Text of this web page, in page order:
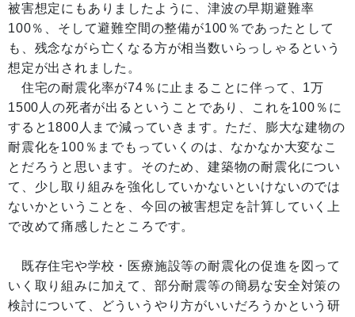
被害想定にもありましたように、津波の早期避難率
100％、そして避難空間の整備が100％であったとして
も、残念ながら亡くなる方が相当数いらっしゃるという
想定が出されました。
住宅の耐震化率が74％に止まることに伴って、1万
1500人の死者が出るということであり、これを100％に
すると1800人まで減っていきます。ただ、膨大な建物の
耐震化を100％までもっていくのは、なかなか大変なこ
とだろうと思います。そのため、建築物の耐震化につい
て、少し取り組みを強化していかないといけないのでは
ないかということを、今回の被害想定を計算していく上
で改めて痛感したところです。
既存住宅や学校・医療施設等の耐震化の促進を図って
いく取り組みに加えて、部分耐震等の簡易な安全対策の
検討について、どういうやり方がいいだろうかという研